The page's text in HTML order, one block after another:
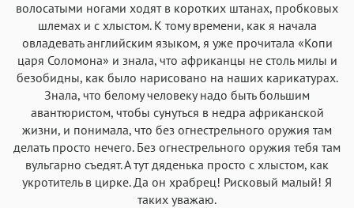
волосатыми ногами ходят в коротких штанах, пробковых
шлемах и с хлыстом. К тому времени, как я начала
овладевать английским языком, я уже прочитала «Копи
царя Соломона» и знала, что африканцы не столь милы и
безобидны, как было нарисовано на наших карикатурах.
Знала, что белому человеку надо быть большим
авантюристом, чтобы сунуться в недра африканской
жизни, и понимала, что без огнестрельного оружия там
делать просто нечего. Без огнестрельного оружия тебя там
вульгарно съедят. А тут дяденька просто с хлыстом, как
укротитель в цирке. Да он храбрец! Рисковый малый! Я
таких уважаю.